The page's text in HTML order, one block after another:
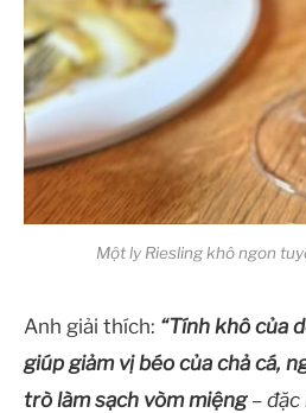
Một ly Riesling khô ngon
Anh giải thích: “Tính khô của
giúp giảm vị béo của chả cá,
trò làm sạch vòm miệng –